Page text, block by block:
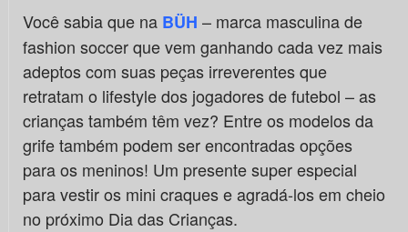
Você sabia que na BÜH – marca masculina de
fashion soccer que vem ganhando cada vez mais
adeptos com suas peças irreverentes que
retratam o lifestyle dos jogadores de futebol – as
crianças também têm vez? Entre os modelos da
grife também podem ser encontradas opções
para os meninos! Um presente super especial
para vestir os mini craques e agradá-los em cheio
no próximo Dia das Crianças.